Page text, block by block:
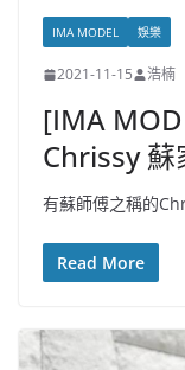
IMA MODEL 娛樂
2021-11-15 浩楠
[IMA
Chrissy
有蘇師傅之稱的
Read More